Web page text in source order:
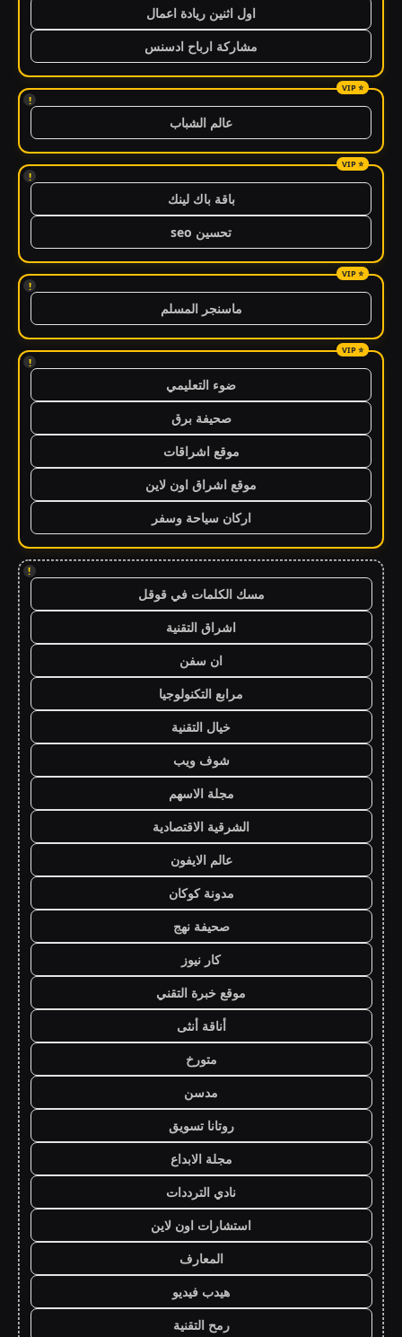
اول اثنين ريادة اعمال
مشاركة ارباح ادسنس
!
عالم الشباب
!
باقة باك لينك
تحسين seo
!
ماسنجر المسلم
!
ضوء التعليمي
صحيفة برق
موقع اشراقات
موقع اشراق اون لاين
اركان سياحة وسفر
!
مسك الكلمات في قوقل
اشراق التقنية
ان سفن
مرابع التكنولوجيا
خيال التقنية
شوف ويب
مجلة الاسهم
الشرقية الاقتصادية
عالم الايفون
مدونة كوكان
صحيفة نهج
كار نيوز
موقع خبرة التقني
أناقة أنثى
متورخ
مدسن
روتانا تسويق
مجلة الابداع
نادي الترددات
استشارات اون لاين
المعارف
هيدب فيديو
رمح التقنية